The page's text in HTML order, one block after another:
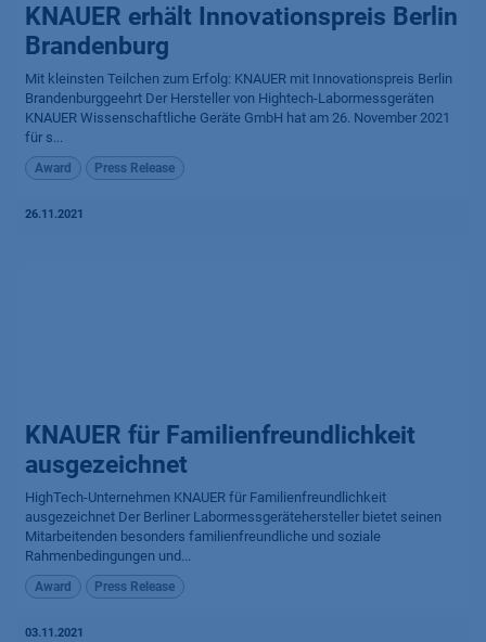
KNAUER erhält Innovationspreis Berlin
Brandenburg
Mit kleinsten Teilchen zum Erfolg: KNAUER mit Innovationspreis Berlin
Brandenburggeehrt Der Hersteller von Hightech-Labormessgeräten
KNAUER Wissenschaftliche Geräte GmbH hat am 26. November 2021
für s...
Award Press Release
26.11.2021
KNAUER für Familien­freund­lich­keit
ausgezeichnet
HighTech-Unternehmen KNAUER für Familienfreundlichkeit
ausgezeichnet Der Berliner Labormessgerätehersteller bietet seinen
Mitarbeitenden besonders familienfreundliche und soziale
Rahmenbedingungen und...
Award Press Release
03.11.2021